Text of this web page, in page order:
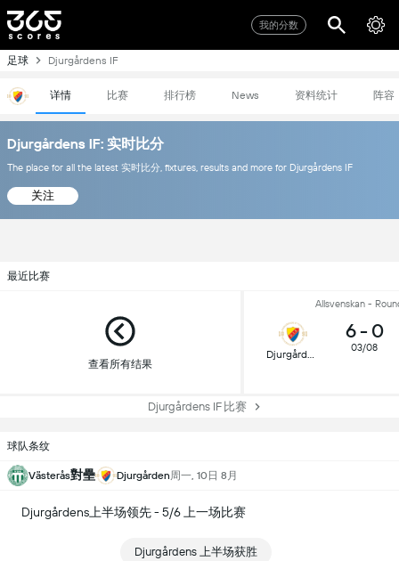
我的分数
足球 Djurgårdens IF
详情 比赛 排行榜 News 资料统计 阵容
Djurgårdens IF: 实时比分
The place for all the latest 实时比分, fixtures, results and more for Djurgårdens IF
关注
最近比赛
查看所有结果
Allsvenskan -
Djurgården
6- 0
03/08
Djurgårdens IF 比赛
球队条纹
Västerås對壘 Djurgården周一, 10日 8月
Djurgårdens上半场领先 - 5/6 上一场比赛
Djurgårdens 上半场获胜